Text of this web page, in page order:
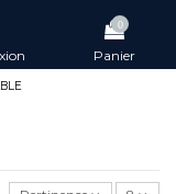
0
Panier